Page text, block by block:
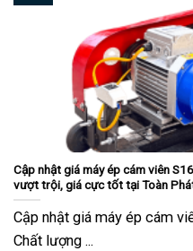
Cập nhật giá máy ép cám viên
vượt trội, giá cực tốt tại Toàn
Cập nhật giá máy ép cám
Chất lượng ...